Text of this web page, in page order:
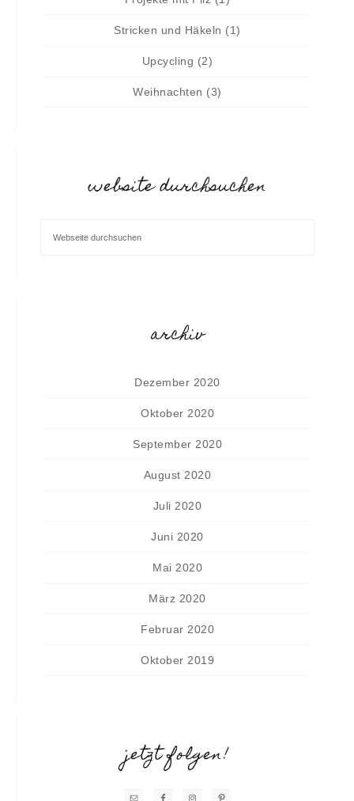
Stricken und Häkeln (1)
Upcycling (2)
Weihnachten (3)
website durchsuchen
archiv
Dezember 2020
Oktober 2020
September 2020
August 2020
Juli 2020
Juni 2020
Mai 2020
März 2020
Februar 2020
Oktober 2019
jetzt folgen!